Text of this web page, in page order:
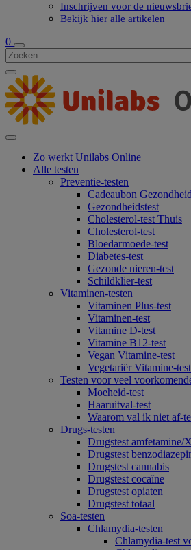
Inschrijven voor de
Bekijk hier alle artikelen
0
Zo werkt Unilabs Online
Alle testen
Preventie-testen
Cadeaubon
Gezondheidstest
Cholesterol-test Thuis
Cholesterol-test
Bloedarmoede-test
Diabetes-test
Gezonde nieren-test
Schildklier-test
Vitaminen-testen
Vitaminen Plus-test
Vitaminen-test
Vitamine D-test
Vitamine B12-test
Vegan Vitamine-test
Vegetariër Vitamine-test
Testen voor veel
Moeheid-test
Haaruitval-test
Waarom val ik niet af-
Drugs-testen
Drugstest amfetamine/
Drugstest
Drugstest cannabis
Drugstest cocaïne
Drugstest opiaten
Drugstest totaal
Soa-testen
Chlamydia-testen
Chlamydia-test